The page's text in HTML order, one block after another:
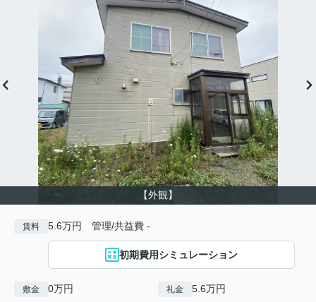
【外観】
賃料 5.6万円 管理/共益費 -
初期費用シミュレーション
敷金 0万円 礼金 5.6万円